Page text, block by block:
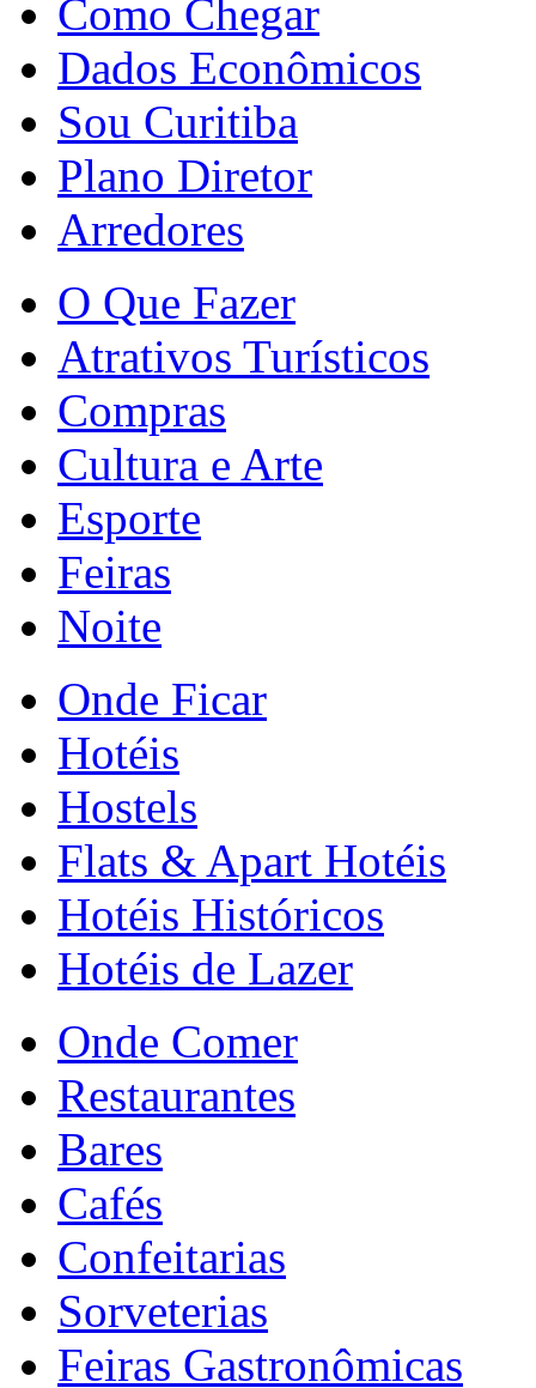
Como Chegar
Dados Econômicos
Sou Curitiba
Plano Diretor
Arredores
O Que Fazer
Atrativos Turísticos
Compras
Cultura e Arte
Esporte
Feiras
Noite
Onde Ficar
Hotéis
Hostels
Flats & Apart Hotéis
Hotéis Históricos
Hotéis de Lazer
Onde Comer
Restaurantes
Bares
Cafés
Confeitarias
Sorveterias
Feiras Gastronômicas